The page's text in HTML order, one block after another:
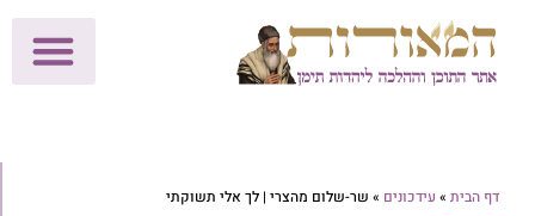
דף הבית » עידכונים » שר-שלום מהצרי | לך אלי תשוקתי